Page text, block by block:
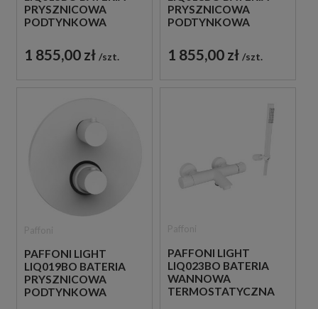
PRYSZNICOWA
PODTYNKOWA
DROŻNA
JEDNOUCHWYTOWA
1 855,00 zł szt.
PRYSZNICOWA
PODTYNKOWA
DROŻNA
JEDNOUCHWYTOWA
1 855,00 zł szt.
PAFFONI LIGHT
LIQ019BO BATERIA
PRYSZNICOWA
PODTYNKOWA
PAFFONI LIGHT
LIQ023BO BATERIA
WANNOWA
TERMOSTATYCZNA